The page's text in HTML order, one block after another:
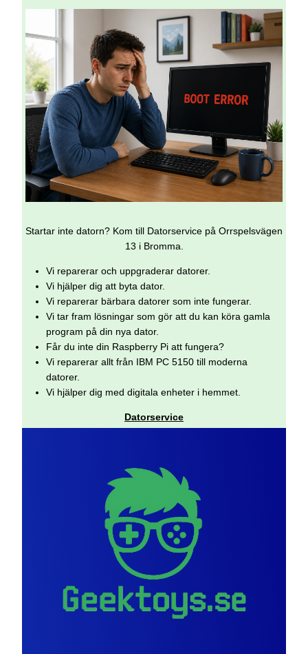
Startar inte datorn? Kom till Datorservice på Orrspelsvägen
13 i Bromma.
Vi reparerar och uppgraderar datorer.
Vi hjälper dig att byta dator.
Vi reparerar bärbara datorer som inte fungerar.
Vi tar fram lösningar som gör att du kan köra gamla
program på din nya dator.
Får du inte din Raspberry Pi att fungera?
Vi reparerar allt från IBM PC 5150 till moderna
datorer.
Vi hjälper dig med digitala enheter i hemmet.
Datorservice